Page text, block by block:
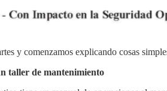
y comenzamos explicando cosas
taller de mantenimiento